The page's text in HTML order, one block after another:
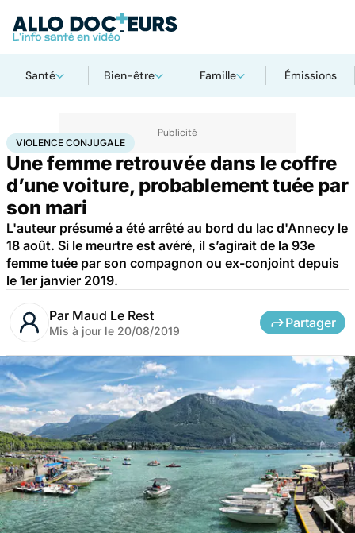
Santé Bien-être Famille Émissions
AccueilSantéViolence conjugale
VIOLENCE CONJUGALE
Une femme retrouvée dans le coffre
d’une voiture, probablement tuée par
son mari
L'auteur présumé a été arrêté au bord du lac d'Annecy le
18 août. Si le meurtre est avéré, il s’agirait de la 93e
femme tuée par son compagnon ou ex-conjoint depuis
le 1er janvier 2019.
Par Maud Le Rest
Mis à jour le 20/08/2019
Partager